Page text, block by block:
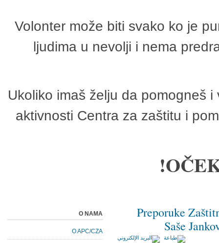
Volonter može biti svako ko je
ljudima u nevolji i nema
Ukoliko imaš želju da pomogneš
aktivnosti Centra za zaštitu i
Preporuke
Saše
O NAMA
O APC/CZA